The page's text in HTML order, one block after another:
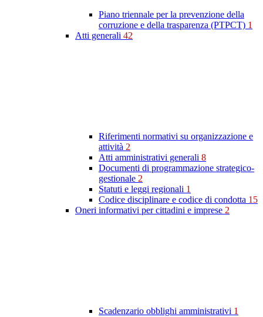
Piano triennale per la prevenzione della
corruzione e della trasparenza (PTPCT) 1
Atti generali 42
Riferimenti normativi su organizzazione e
attività 2
Atti amministrativi generali 8
Documenti di programmazione strategico-
gestionale 2
Statuti e leggi regionali 1
Codice disciplinare e codice di condotta 15
Oneri informativi per cittadini e imprese 2
Scadenzario obblighi amministrativi 1